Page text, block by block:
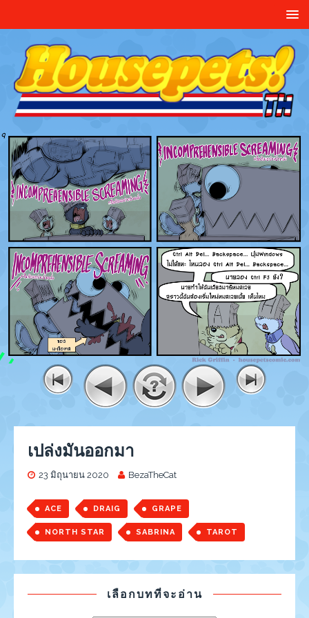
เปล่งมันออกมา
23 มิถุนายน 2020 BezaTheCat
ACE DRAIG GRAPE
NORTH STAR SABRINA TAROT
เลือกบทที่จะอ่าน